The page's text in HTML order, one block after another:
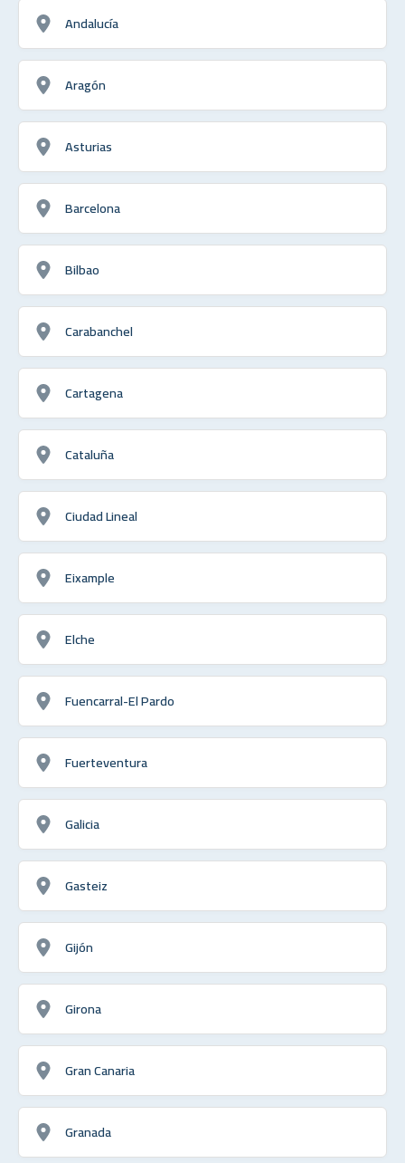
Andalucía
Aragón
Asturias
Barcelona
Bilbao
Carabanchel
Cartagena
Cataluña
Ciudad Lineal
Eixample
Elche
Fuencarral-El Pardo
Fuerteventura
Galicia
Gasteiz
Gijón
Girona
Gran Canaria
Granada